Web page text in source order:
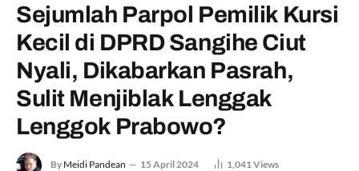
Sejumlah Parpol Pemilik Kursi
Kecil di DPRD Sangihe Ciut
Nyali, Dikabarkan Pasrah,
Sulit Menjiblak Lenggak
Lenggok Prabowo?
By Meidi Pandean 15 April 2024 1,041 Views